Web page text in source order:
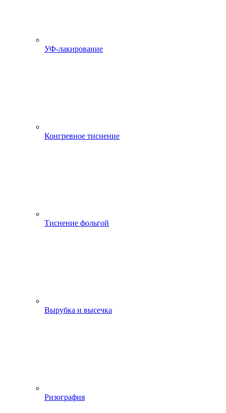
УФ-лакирование
Конгревное тиснение
Тиснение фольгой
Вырубка и высечка
Ризография